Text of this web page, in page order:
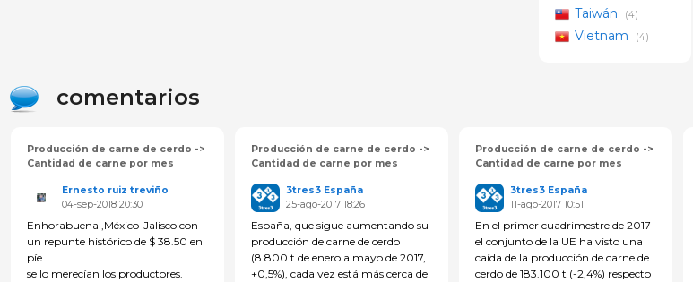
Taiwán (4)
Vietnam (4)
comentarios
Producción de carne de cerdo ->
Cantidad de carne por mes
Ernesto ruiz treviño
04-sep-2018 20:30
Enhorabuena ,México-Jalisco con
un repunte histórico de $ 38.50 en
píe.
se lo merecían los productores.
Producción de carne de cerdo ->
Cantidad de carne por mes
3tres3 España
25-ago-2017 18:26
España, que sigue aumentando su
producción de carne de cerdo
(8.800 t de enero a mayo de 2017,
+0,5%), cada vez está más cerca del
Producción de carne de cerdo ->
Cantidad de carne por mes
3tres3 España
11-ago-2017 10:51
En el primer cuadrimestre de 2017
el conjunto de la UE ha visto una
caída de la producción de carne de
cerdo de 183.100 t (-2,4%) respecto